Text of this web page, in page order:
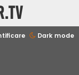
Dark mode